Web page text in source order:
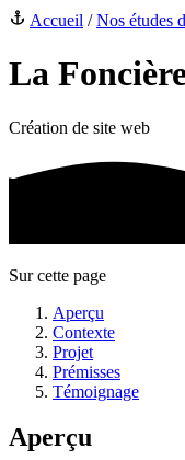
Accueil /Nos études
La
Création de site web
Sur cette page
Aperçu
Contexte
Projet
Prémisses
Témoignage
Aperçu